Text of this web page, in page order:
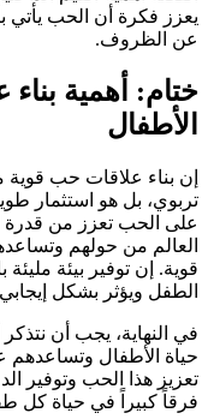
يعزز فكرة أن الحب يأتي
عن الظروف.
ختام: أهمية
الأطفال
إن بناء علاقات حب
تربوي، بل هو استثمار
على الحب تعزز من قدرة
العالم من حولهم
قوية. إن توفير بيئة
الطفل ويؤثر بشكل
في النهاية، يجب أن
حياة الأطفال
تعزيز هذا الحب وتوفير
فرقاً كبيراً في حياة كل